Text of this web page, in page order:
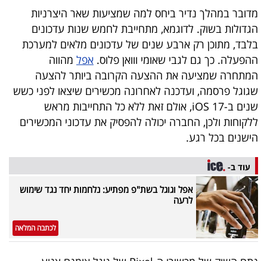
40
שיתופי
פעולה
דרושים
ניוזלטרים
מייל
אדום
מדובר במהלך נדיר ביחס למה שמציעות שאר היצרניות
הגדולות בשוק. לדוגמא, מתחייבת לחמש שנות עדכונים
בלבד, מתוכן רק ארבע שנים של עדכונים מלאים למערכת
ההפעלה. כך גם לגבי שאומי ווואן פלוס. אפל מהווה
המתחרה שמציעה את ההצעה הקרובה ביותר להצעה
שגוגל פרסמה, ועדכנה לאחרונה מכשירים שיצאו לפני כשש
שנים ב-iOS 17, אולם זאת ללא כל התחייבות מראש
ללקוחות ולכן, החברה יכולה להפסיק את עדכוני המכשירים
הישנים בכל רגע.
עוד ב-
אפל וגוגל בשת"פ מפתיע: נלחמות יחד נגד שימוש
לרעה
לכתבה המלאה